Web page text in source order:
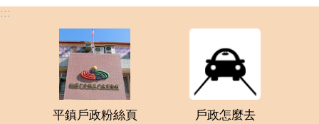
:::
平鎮戶政粉絲頁
戶政怎麼去